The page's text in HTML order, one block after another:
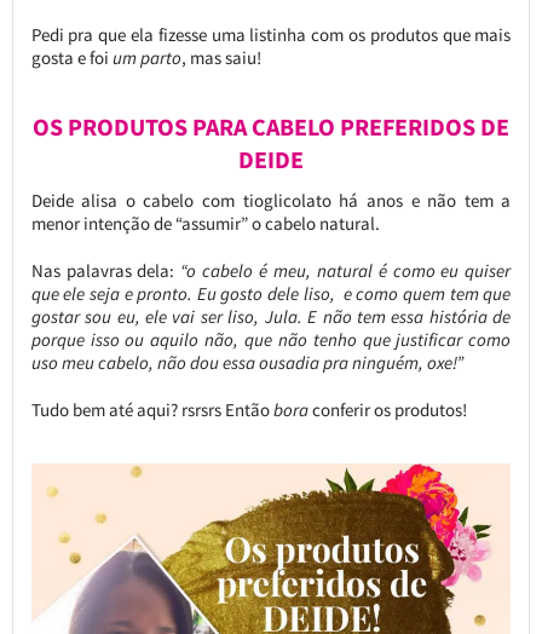
Pedi pra que ela fizesse uma listinha com os produtos que mais
gosta e foi um parto, mas saiu!
OS PRODUTOS PARA CABELO PREFERIDOS DE
DEIDE
Deide alisa o cabelo com tioglicolato há anos e não tem a
menor intenção de “assumir” o cabelo natural.
Nas palavras dela: “o cabelo é meu, natural é como eu quiser
que ele seja e pronto. Eu gosto dele liso, e como quem tem que
gostar sou eu, ele vai ser liso, Jula. E não tem essa história de
porque isso ou aquilo não, que não tenho que justificar como
uso meu cabelo, não dou essa ousadia pra ninguém, oxe!”
Tudo bem até aqui? rsrsrs Entãoboraconferir os produtos!